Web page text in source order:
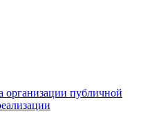
организации публичной